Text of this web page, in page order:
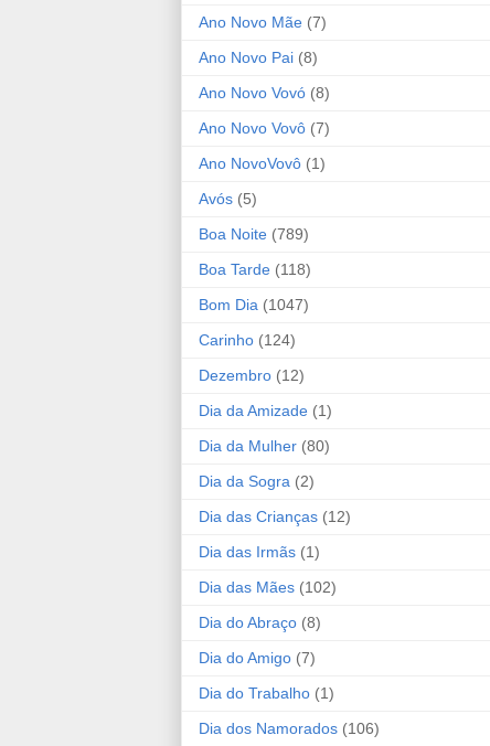
Ano Novo Mãe (7)
Ano Novo Pai (8)
Ano Novo Vovó (8)
Ano Novo Vovô (7)
Ano NovoVovô (1)
Avós (5)
Boa Noite (789)
Boa Tarde (118)
Bom Dia (1047)
Carinho (124)
Dezembro (12)
Dia da Amizade (1)
Dia da Mulher (80)
Dia da Sogra (2)
Dia das Crianças (12)
Dia das Irmãs (1)
Dia das Mães (102)
Dia do Abraço (8)
Dia do Amigo (7)
Dia do Trabalho (1)
Dia dos Namorados (106)